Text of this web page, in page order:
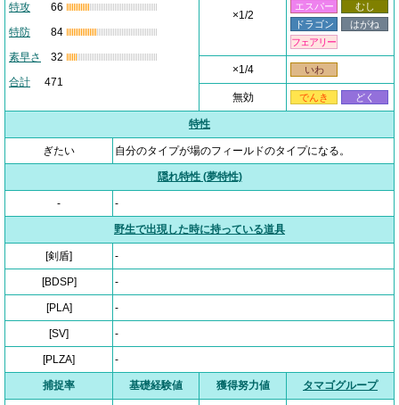
特攻
66
特防
84
素早さ
32
合計
471
×1/2
エスパー
むし
ドラゴン
はがね
フェアリー
×1/4 いわ
無効 でんき どく
特性
ぎたい 自分のタイプが場のフィールドのタイプになる。
隠れ特性 (夢特性)
- -
野生で出現した時に持っている道具
[剣盾] -
[BDSP] -
[PLA] -
[SV] -
[PLZA] -
捕捉率 基礎経験値 獲得努力値 タマゴグループ